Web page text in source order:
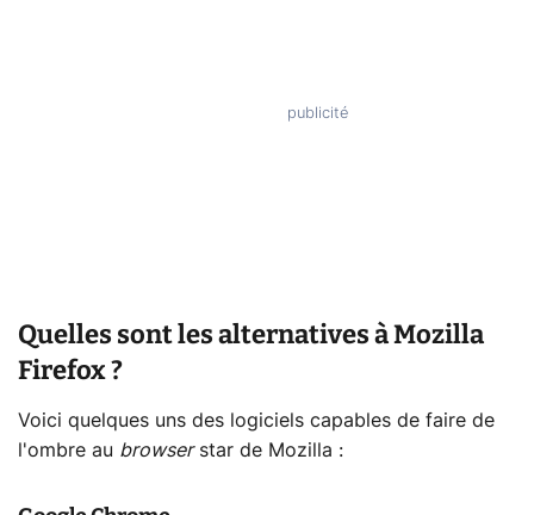
Quelles sont les alternatives à Mozilla
Firefox ?
Voici quelques uns des logiciels capables de faire de
l'ombre au browserstar de Mozilla :